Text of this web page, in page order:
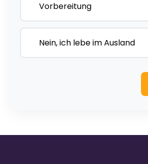
Vorbereitung
Nein, ich lebe im Ausland